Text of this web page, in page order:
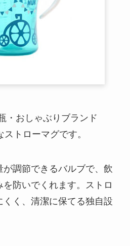
・おしゃぶりブランド
ストローマグです。
調節できるバルブで、飲
防いでくれます。ストロ
く、清潔に保てる独自設